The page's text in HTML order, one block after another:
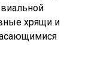
хрящи и